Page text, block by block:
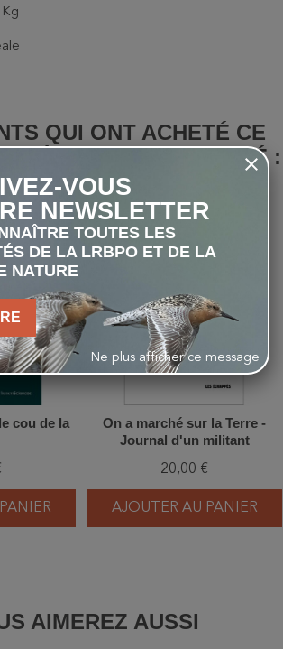
Kg
QUI ONT ACHETÉ CE
ÉGALEMENT ACHETÉ :
favorite_border
cou de la
On a marché sur la Terre -
Journal d'un militant
20,00 €
AJOUTER AU PANIER
AIMEREZ AUSSI
VOUS
NEWSLETTER
TOUTES LES
DE LA LRBPO ET DE LA
NATURE
Ne plus afficher ce message